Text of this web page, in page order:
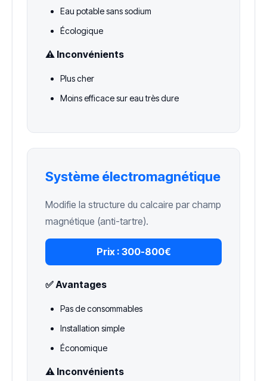
Eau potable sans sodium
Écologique
⚠️ Inconvénients
Plus cher
Moins efficace sur eau très dure
Système électromagnétique
Modifie la structure du calcaire par champ
magnétique (anti-tartre).
Prix : 300-800€
✅ Avantages
Pas de consommables
Installation simple
Économique
⚠️ Inconvénients